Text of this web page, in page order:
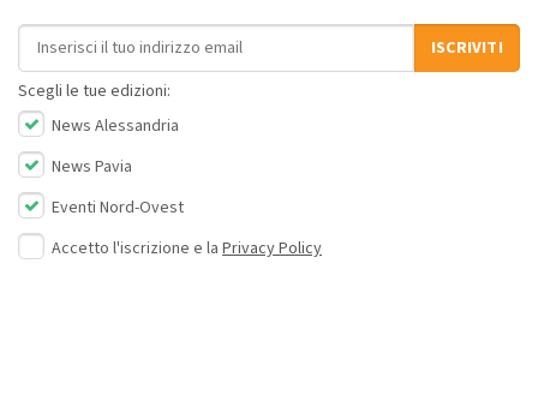
Indirizzo email
ISCRIVITI
Scegli le tue edizioni:
News Alessandria
News Pavia
Eventi Nord-Ovest
Accetto l'iscrizione e la Privacy Policy